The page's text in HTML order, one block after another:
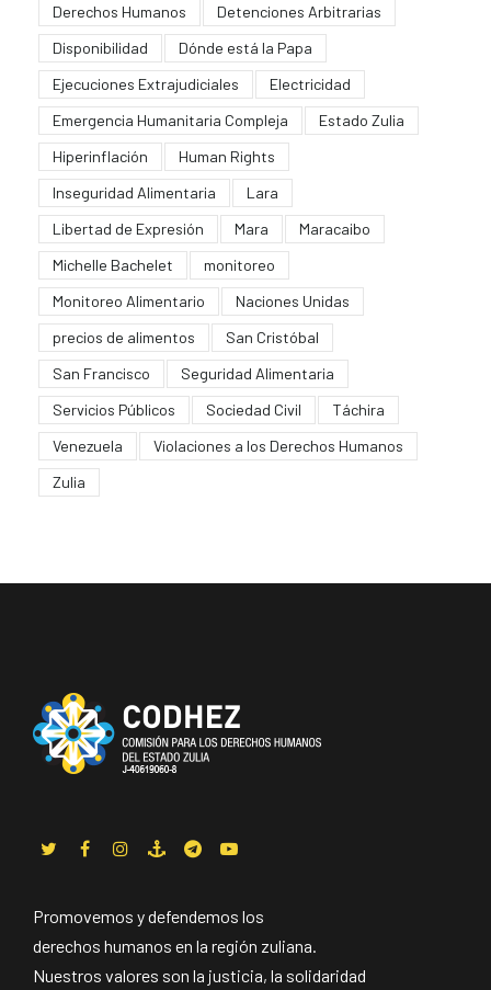
Derechos Humanos
Detenciones Arbitrarias
Disponibilidad
Dónde está la Papa
Ejecuciones Extrajudiciales
Electricidad
Emergencia Humanitaria Compleja
Estado Zulia
Hiperinflación
Human Rights
Inseguridad Alimentaria
Lara
Libertad de Expresión
Mara
Maracaibo
Michelle Bachelet
monitoreo
Monitoreo Alimentario
Naciones Unidas
precios de alimentos
San Cristóbal
San Francisco
Seguridad Alimentaria
Servicios Públicos
Sociedad Civil
Táchira
Venezuela
Violaciones a los Derechos Humanos
Zulia
Promovemos y defendemos los
derechos humanos en la región zuliana.
Nuestros valores son la justicia, la solidaridad